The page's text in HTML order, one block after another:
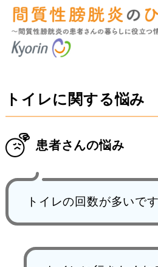
トイレに関する悩み
患者さんの悩み
トイレの回数が多いです